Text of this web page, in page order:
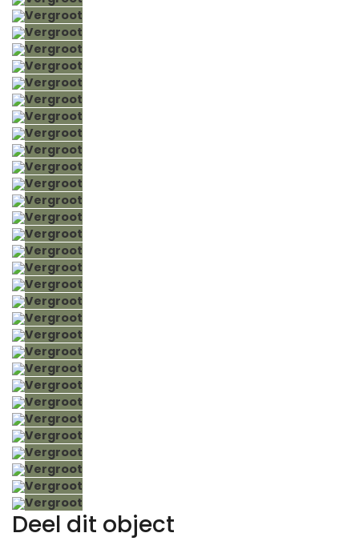
Vergroot
Vergroot
Vergroot
Vergroot
Vergroot
Vergroot
Vergroot
Vergroot
Vergroot
Vergroot
Vergroot
Vergroot
Vergroot
Vergroot
Vergroot
Vergroot
Vergroot
Vergroot
Vergroot
Vergroot
Vergroot
Vergroot
Vergroot
Vergroot
Vergroot
Vergroot
Vergroot
Vergroot
Vergroot
Vergroot
Deel dit object